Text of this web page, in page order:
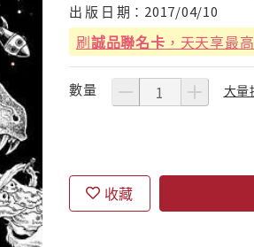
出 版 日 期： 2017/04/10
刷誠品聯名卡 ，天天享最
數量 大量
收藏